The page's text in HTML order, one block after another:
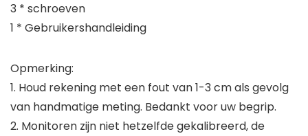
3 * schroeven
1 * Gebruikershandleiding
Opmerking:
1. Houd rekening met een fout van 1-3 cm als gevolg
van handmatige meting. Bedankt voor uw begrip.
2. Monitoren zijn niet hetzelfde gekalibreerd, de